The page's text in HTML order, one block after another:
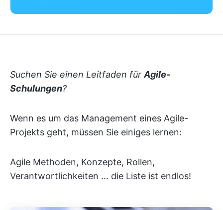
Suchen Sie einen Leitfaden für Agile-
Schulungen?
Wenn es um das Management eines Agile-
Projekts geht, müssen Sie einiges lernen:
Agile Methoden, Konzepte, Rollen,
Verantwortlichkeiten ... die Liste ist endlos!